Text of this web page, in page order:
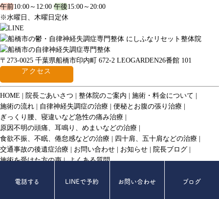
電話する LINEで予約 お問い合わせ ブログ
午前10:00～12:00 午後15:00～20:00
※水曜日、木曜日定休
〒273-0025 千葉県船橋市印内町 672-2 LEOGARDEN26番館 101
アクセス
HOME 院長ごあいさつ 整体院のご案内
施術・料金について
施術の流れ
自律神経失調症の治療
便秘とお腹の張り治療
ぎっくり腰、寝違いなど急性の痛み治療
原因不明の頭痛、耳鳴り、めまいなどの治療
食欲不振、不眠、倦怠感などの治療
四十肩、五十肩などの治療
交通事故の後遺症治療
お問い合わせ お知らせ
院長ブログ
施術を受けた方の声
よくある質問